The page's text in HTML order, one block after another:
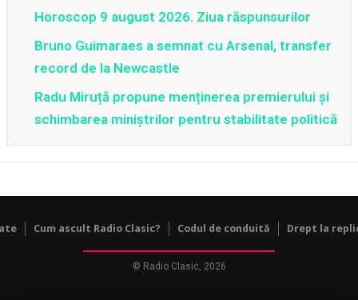
Horoscop 9 august 2026. Ziua răspunsurilor
Bruno Guimaraes a semnat cu Arsenal, transfer
record de la Newcastle
Radu Miruță propune menținerea premierului și
schimbarea miniștrilor pentru stabilitate politică
Cum ascult Radio Clasic? Codul de conduită Drept la
© Radio Clasic, 2026